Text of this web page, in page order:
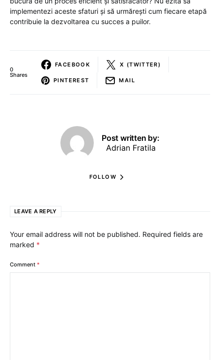
implementezi aceste sfaturi și să urmărești cum fiecare etapă
contribuie la dezvoltarea cu succes a puilor.
0
Shares
FACEBOOK X (TWITTER)
PINTEREST MAIL
Post written by:
Adrian Fratila
FOLLOW
LEAVE A REPLY
Your email address will not be published. Required fields are
marked *
Comment *